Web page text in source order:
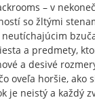
– v
so žltými
a predmety,
a desivé
oveľa horšie, ako
je neistý a každý